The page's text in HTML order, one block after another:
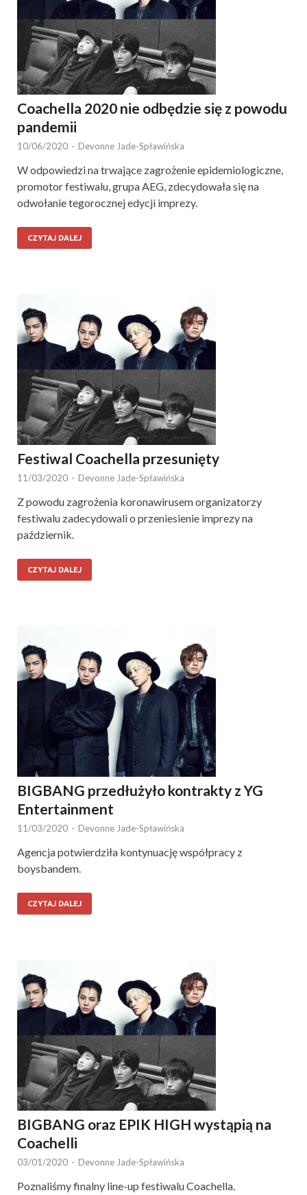
Coachella 2020 nie odbędzie się z powodu
pandemii
10/06/2020 - Devonne Jade-Spławińska
W odpowiedzi na trwające zagrożenie epidemiologiczne,
promotor festiwalu, grupa AEG, zdecydowała się na
odwołanie tegorocznej edycji imprezy.
CZYTAJ DALEJ
Festiwal Coachella przesunięty
11/03/2020 - Devonne Jade-Spławińska
Z powodu zagrożenia koronawirusem organizatorzy
festiwalu zadecydowali o przeniesienie imprezy na
październik.
CZYTAJ DALEJ
BIGBANG przedłużyło kontrakty z YG
Entertainment
11/03/2020 - Devonne Jade-Spławińska
Agencja potwierdziła kontynuację współpracy z
boysbandem.
CZYTAJ DALEJ
BIGBANG oraz EPIK HIGH wystąpią na
Coachelli
03/01/2020 - Devonne Jade-Spławińska
Poznaliśmy finalny line-up festiwalu Coachella.